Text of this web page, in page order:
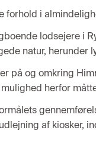
forhold i
lodsejere i
natur, herunder
på og omkring
herfor
af kiosker,